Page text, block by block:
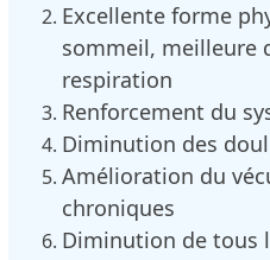
Excellente forme
sommeil, meilleure
respiration
Renforcement du
Diminution des
Amélioration du
chroniques
Diminution de tous